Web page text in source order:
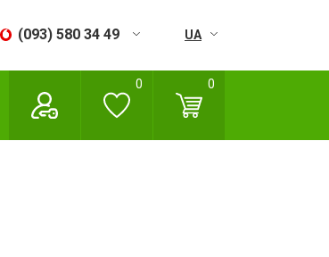
(093) 580 34 49
Пн - Сб:
09:00 - 18:00
Нд: Вихідний
UA
0 0